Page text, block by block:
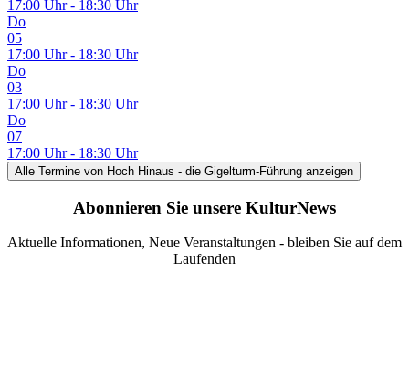
17:00 Uhr - 18:30 Uhr
Do
05
17:00 Uhr - 18:30 Uhr
Do
03
17:00 Uhr - 18:30 Uhr
Do
07
17:00 Uhr - 18:30 Uhr
Alle Termine von Hoch Hinaus - die Gigelturm-Führung anzeigen
Abonnieren Sie unsere KulturNews
Aktuelle Informationen, Neue Veranstaltungen - bleiben Sie auf dem
Laufenden